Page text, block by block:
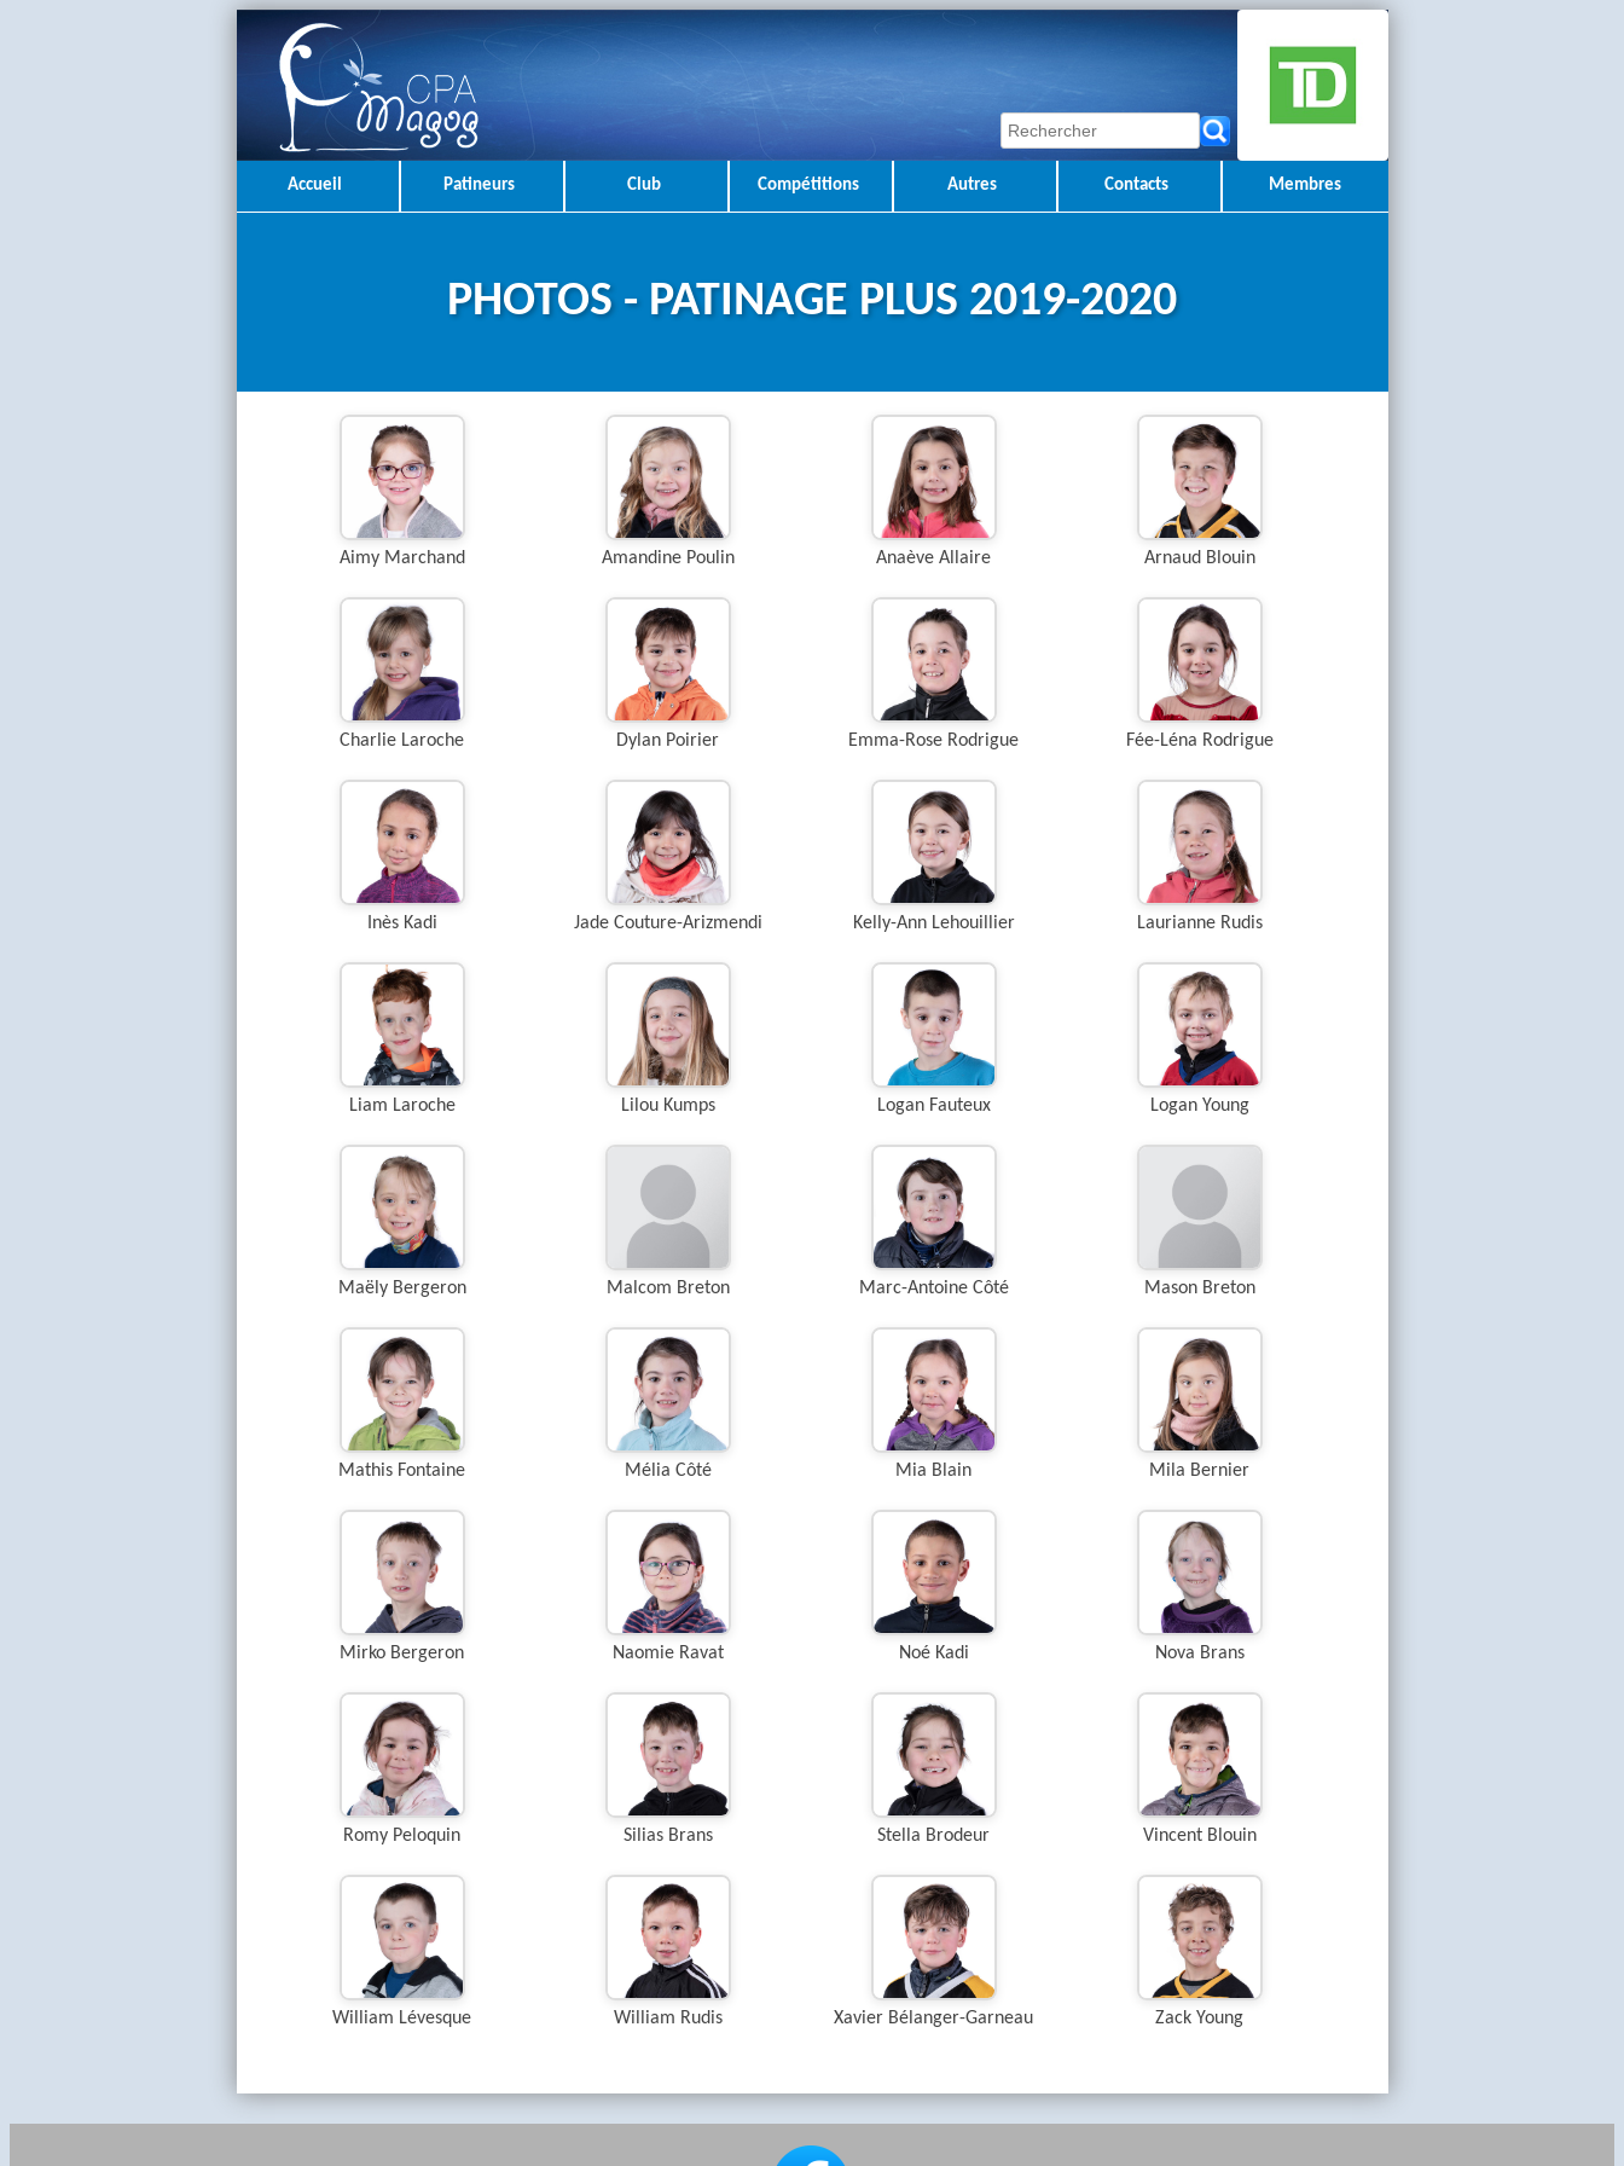
Accueil Patineurs Club Compétitions Autres Contacts Membres
PHOTOS - PATINAGE PLUS 2019-2020
Aimy Marchand Amandine Poulin Anaève Allaire Arnaud Blouin
Charlie Laroche Dylan Poirier Emma-Rose Rodrigue Fée-Léna Rodrigue
Inès Kadi Jade Couture-Arizmendi Kelly-Ann Lehouillier Laurianne Rudis
Liam Laroche Lilou Kumps Logan Fauteux Logan Young
Maëly Bergeron Malcom Breton Marc-Antoine Côté Mason Breton
Mathis Fontaine Mélia Côté Mia Blain Mila Bernier
Mirko Bergeron Naomie Ravat Noé Kadi Nova Brans
Romy Peloquin Silias Brans Stella Brodeur Vincent Blouin
William Lévesque William Rudis Xavier Bélanger-Garneau Zack Young